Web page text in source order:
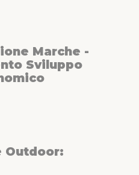
Marche -
Sviluppo
Outdoor: